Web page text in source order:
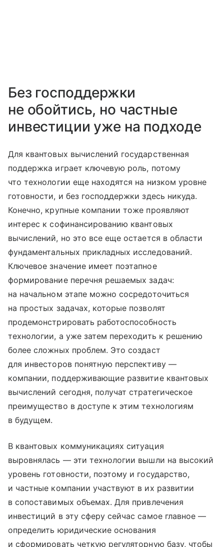
Без господдержки
не обойтись, но частные
инвестиции уже на подходе
Для квантовых вычислений государственная
поддержка играет ключевую роль, потому
что технологии еще находятся на низком уровне
готовности, и без господдержки здесь никуда.
Конечно, крупные компании тоже проявляют
интерес к софинансированию квантовых
вычислений, но это все еще остается в области
фундаментальных прикладных исследований.
Ключевое значение имеет поэтапное
формирование перечня решаемых задач:
на начальном этапе можно сосредоточиться
на простых задачах, которые позволят
продемонстрировать работоспособность
технологии, а уже затем переходить к решению
более сложных проблем. Это создаст
для инвесторов понятную перспективу —
компании, поддерживающие развитие квантовых
вычислений сегодня, получат стратегическое
преимущество в доступе к этим технологиям
в будущем.
В квантовых коммуникациях ситуация
выровнялась — эти технологии вышли на высокий
уровень готовности, поэтому и государство,
и частные компании участвуют в их развитии
в сопоставимых объемах. Для привлечения
инвестиций в эту сферу сейчас самое главное —
определить юридические основания
и сформировать четкую регуляторную базу, чтобы